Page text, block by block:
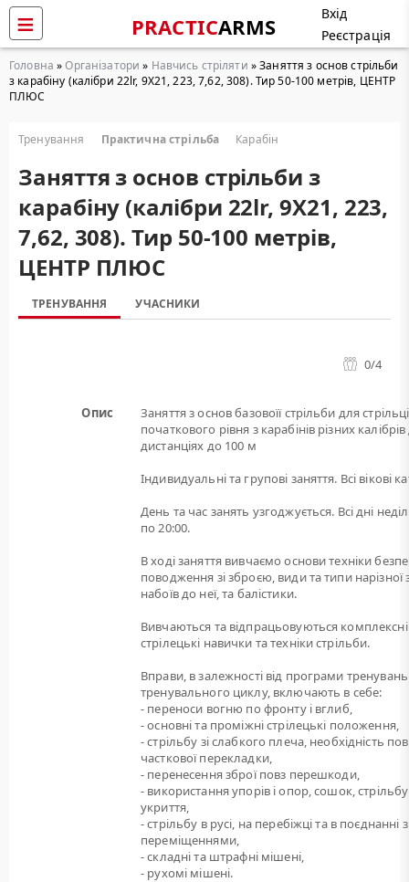
PRACTICARMS
Вхід
Реєстрація
Головна »Організатори » Навчись стріляти » Заняття з основ стрільби
з карабіну (калібри 22lr, 9Х21, 223, 7,62, 308). Тир 50-100 метрів, ЦЕНТР
ПЛЮС
Тренування Практична стрільба Карабін
Заняття з основ стрільби з
карабіну (калібри 22lr, 9Х21, 223,
7,62, 308). Тир 50-100 метрів,
ЦЕНТР ПЛЮС
ТРЕНУВАННЯ УЧАСНИКИ
0/4
Опис
Заняття з основ базовоїї стрільби для
початкового рівня з карабінів різних
дистанціях до 100 м
Індивидуальні та групові заняття. Всі вікові
День та час занять узгоджується. Всі дні
по 20:00.
В ході заняття вивчаємо основи техніки
поводження зі зброєю, види та типи нарізної
набоїв до неї, та балістики.
Вивчаються та відпрацьовуються комплексні
стрілецькі навички та техніки стрільби.
Вправи, в залежності від програми
тренувального циклу, включають в себе:
- переноси вогню по фронту і вглиб,
- основні та проміжні стрілецькі положення,
- стрільбу зі слабкого плеча, необхідність
часткової перекладки,
- перенесення зброї повз перешкоди,
- використання упорів і опор, сошок,
укриття,
- стрільбу в русі, на перебіжці та в поєднанні з
переміщеннями,
- складні та штрафні мішені,
- рухомі мішені.